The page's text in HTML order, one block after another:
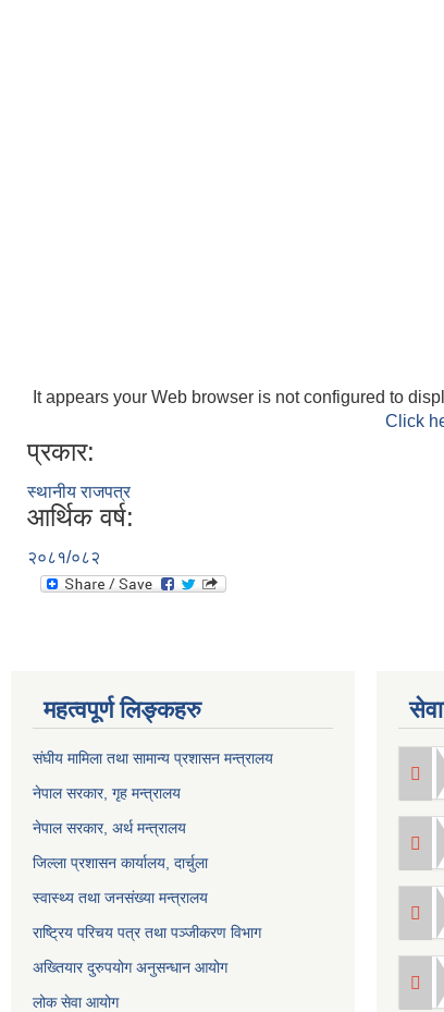
It appears your Web browser is not configured to
Click
प्रकार:
स्थानीय राजपत्र
आर्थिक वर्ष:
२०८१/०८२
महत्वपूर्ण लिङ्कहरु
संघीय मामिला तथा सामान्य प्रशासन मन्त्रालय
नेपाल सरकार, गृह मन्त्रालय
नेपाल सरकार, अर्थ मन्त्रालय
जिल्ला प्रशासन कार्यालय, दार्चुला
स्वास्थ्य तथा जनसंख्या मन्त्रालय
राष्ट्रिय परिचय पत्र तथा पञ्जीकरण विभाग
अख्तियार दुरुपयोग अनुसन्धान आयोग
लोक सेवा आयोग